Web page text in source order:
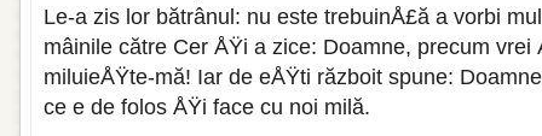
Le-a zis lor bătrânul: nu este trebuinÅ£ă a vorbi
mâinile către Cer ÅŸi a zice: Doamne, precum vrei
miluieÅŸte-mă! Iar de eÅŸti războit spune:
ce e de folos ÅŸi face cu noi milă.